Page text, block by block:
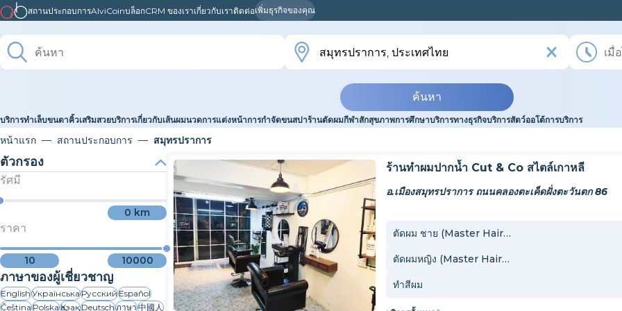
สถานประกอบการAlviCoinบล็อกCRM ของเราเกี่ยวกับเราติดต่อเพิ่มธุรกิจของคุณ
ค้นหา
บริการทำเล็บขนตาคิ้วเสริมสวยบริการเกี่ยวกับเส้นผมนวดการแต่งหน้าการกำจัดขนสปาร้านตัดผมกีฬาสักสุขภาพการศึกษาบริการทางธุรกิจบริการสัตว์ออโต้การบริการ
หน้าแรก สถานประกอบการ สมุทรปราการ
ตัวกรอง
รัศมี
0 km
ราคา
10 10000
ภาษาของผู้เชี่ยวชาญ
EnglishУкраїнськаРусскийEspañol
ČeštinaPolskaҚазақDeutschภาษา中國人
ร้านทำผมปากน้ำ Cut & Co สไตล์เกาหลี
อ.เมืองสมุทรปราการ ถนนคลองตะเค็ดฝั่งตะวันตก 86
ตัดผม ชาย (Master Hairstylist)
ตัดผมหญิง (Master Hairstylist)
ทำสีผม